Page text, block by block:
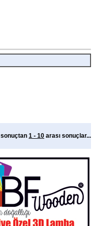
sonuçtan 1 - 10 arası sonuçlar...